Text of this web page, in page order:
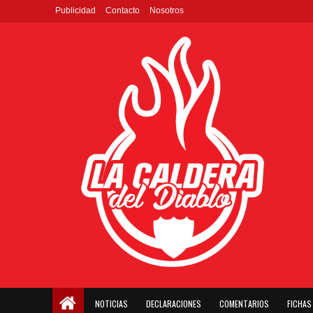
Publicidad Contacto Nosotros
NOTICIAS DECLARACIONES COMENTARIOS FICHAS